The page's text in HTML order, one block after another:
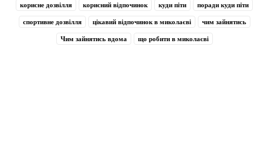
корисне дозвілля корисний відпочинок куди піти поради куди піти
спортивне дозвілля цікавий відпочинок в миколаєві чим зайнятись
Чим зайнятись вдома що робити в миколаєві